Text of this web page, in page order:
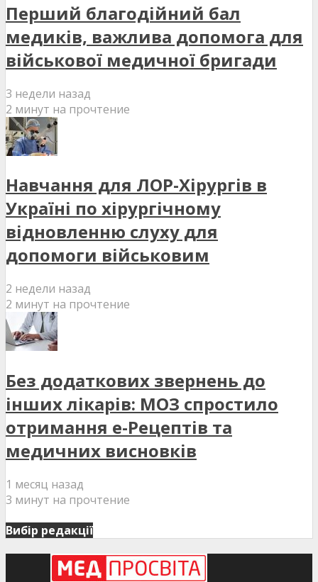
Перший благодійний бал
медиків, важлива допомога для
військової медичної бригади
3 недели назад
2 минут на прочтение
Навчання для ЛОР-Хірургів в
Україні по хірургічному
відновленню слуху для
допомоги військовим
2 недели назад
2 минут на прочтение
Без додаткових звернень до
інших лікарів: МОЗ спростило
отримання е-Рецептів та
медичних висновків
1 месяц назад
3 минут на прочтение
Вибір редакції